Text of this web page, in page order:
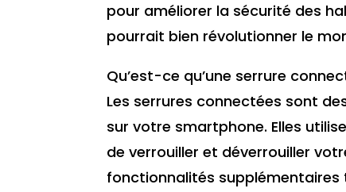
pour améliorer la sécurité des
pourrait bien révolutionner le
Qu’est-ce qu’une serrure
Les serrures connectées sont
sur votre smartphone. Elles
de verrouiller et déverrouiller
fonctionnalités supplémentaires